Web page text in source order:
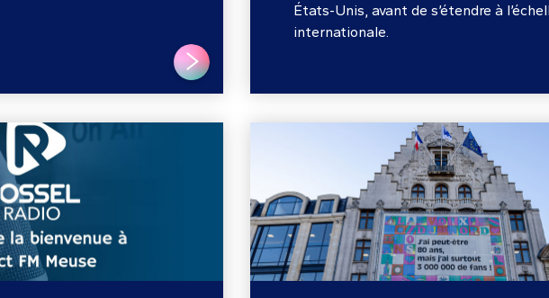
États-Unis, avant de s’étendre à
internationale.